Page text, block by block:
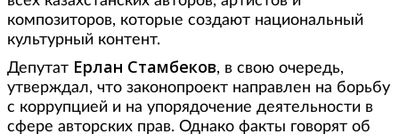
композиторов, которые создают национальный
культурный контент.
Депутат Ерлан Стамбеков, в свою очередь,
утверждал, что законопроект направлен на борьбу
с коррупцией и на упорядочение деятельности в
сфере авторских прав. Однако факты говорят об